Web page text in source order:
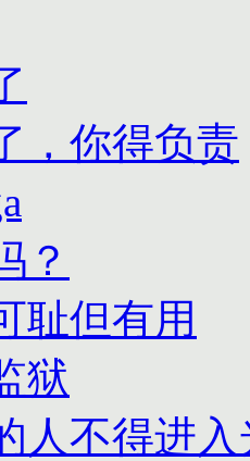
，你得负责
？
耻但有用
狱
人不得进